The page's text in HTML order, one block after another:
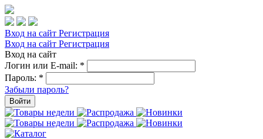
Вход на сайт Регистрация
Вход на сайт Регистрация
Вход на сайт
Логин или E-mail: *
Пароль: *
Забыли пароль?
Войти